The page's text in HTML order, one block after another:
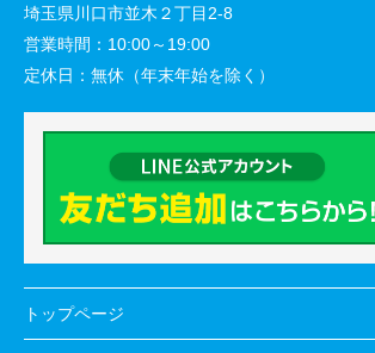
埼玉県川口市並木２丁目2-8
営業時間： 10:00～19:00
定休日： 無休（年末年始を除く）
トップページ